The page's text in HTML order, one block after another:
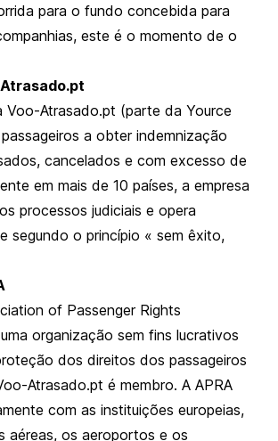
para o fundo concebida para
este é o momento de o
Voo-Atrasado.pt (parte da Yource
a obter indemnização
cancelados e com excesso de
em mais de 10 países, a empresa
processos judiciais e opera
segundo o princípio « sem êxito,
of Passenger Rights
organização sem fins lucrativos
dos direitos dos passageiros
Atrasado.pt é membro. A APRA
com as instituições europeias,
aéreas, os aeroportos e os